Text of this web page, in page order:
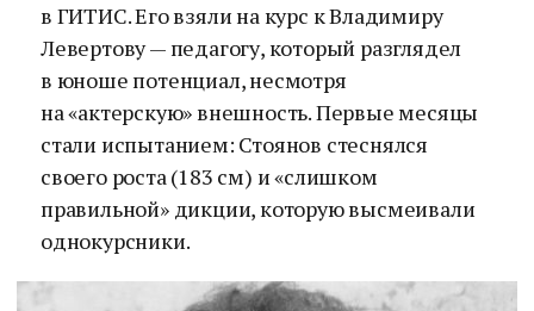
в ГИТИС. Его взяли на курс к Владимиру
Левертову — педагогу, который разглядел
в юноше потенциал, несмотря
на «актерскую» внешность. Первые месяцы
стали испытанием: Стоянов стеснялся
своего роста (183 см) и «слишком
правильной» дикции, которую высмеивали
однокурсники.